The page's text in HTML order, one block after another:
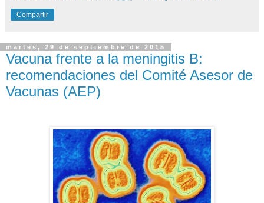
Compartir
martes, 29 de septiembre de 2015
Vacuna frente a la meningitis B:
recomendaciones del Comité Asesor de
Vacunas (AEP)